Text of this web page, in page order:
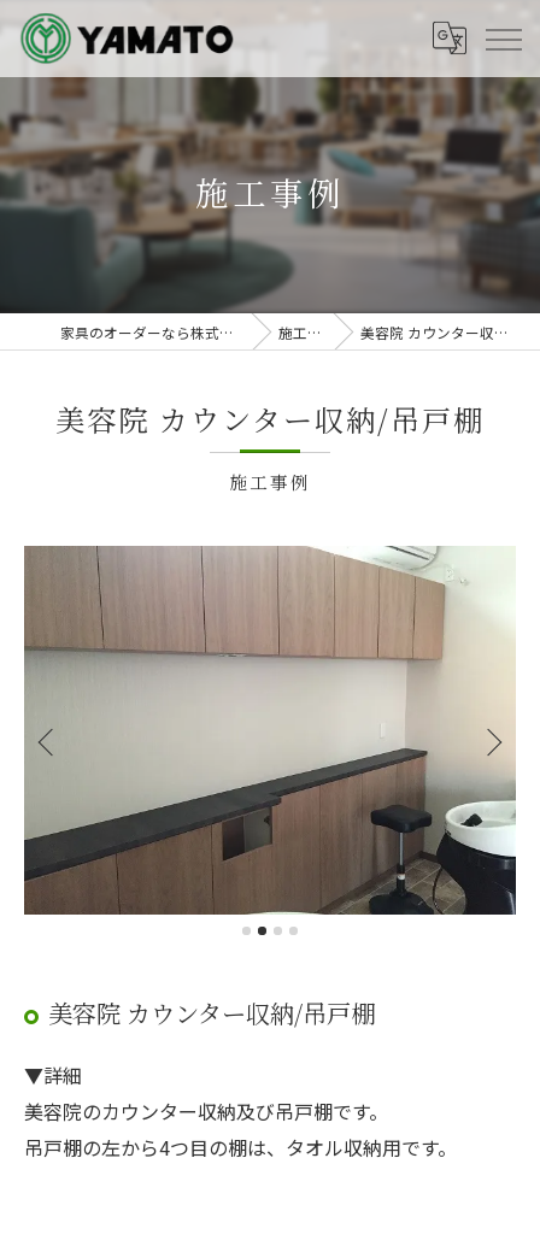
施工事例
家具のオーダーなら株式会社ヤマト 施工事例 美容院 カウンター収納/吊戸棚
施工事例
美容院 カウンター収納/吊戸棚
美容院 カウンター収納/吊戸棚
▼詳細
美容院のカウンター収納及び吊戸棚です。
吊戸棚の左から4つ目の棚は、タオル収納用です。